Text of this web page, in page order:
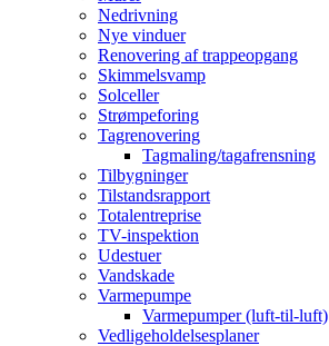
Nedrivning
Nye vinduer
Renovering af trappeopgang
Skimmelsvamp
Solceller
Strømpeforing
Tagrenovering
Tagmaling/tagafrensning
Tilbygninger
Tilstandsrapport
Totalentreprise
TV-inspektion
Udestuer
Vandskade
Varmepumpe
Varmepumper (luft-til-luft)
Vedligeholdelsesplaner